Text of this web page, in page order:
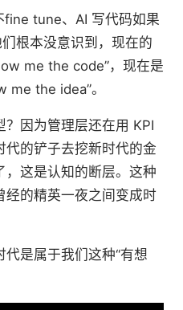
fine tune、AI 写代码如果
根本没意识到，现在的
me the code”，现在是
me the idea”。
因为管理层还在用 KPI
代的铲子去挖新时代的金
这是认知的断层。这种
经的精英一夜之间变成时
是属于我们这种“有想